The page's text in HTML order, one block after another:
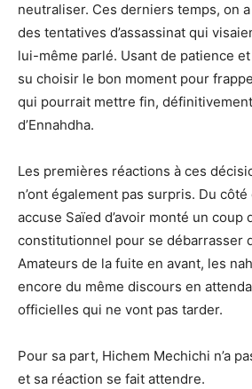
neutraliser. Ces derniers temps, on
des tentatives d’assassinat qui
lui-même parlé. Usant de patience
su choisir le bon moment pour
qui pourrait mettre fin,
d’Ennahdha.
Les premières réactions à ces
n’ont également pas surpris. Du côté
accuse Saïed d’avoir monté un coup
constitutionnel pour se débarrasser
Amateurs de la fuite en avant, les
encore du même discours en
officielles qui ne vont pas tarder.
Pour sa part, Hichem Mechichi n’a
et sa réaction se fait attendre.